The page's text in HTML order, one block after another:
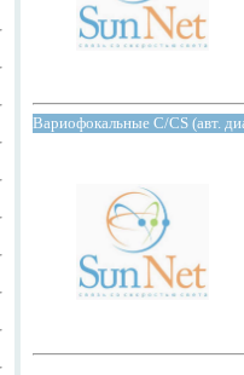
Вариофокальные С/СS (авт.